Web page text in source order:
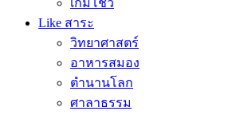
เกมโชว์
Like สาระ
วิทยาศาสตร์
อาหารสมอง
ตำนานโลก
ศาลาธรรม